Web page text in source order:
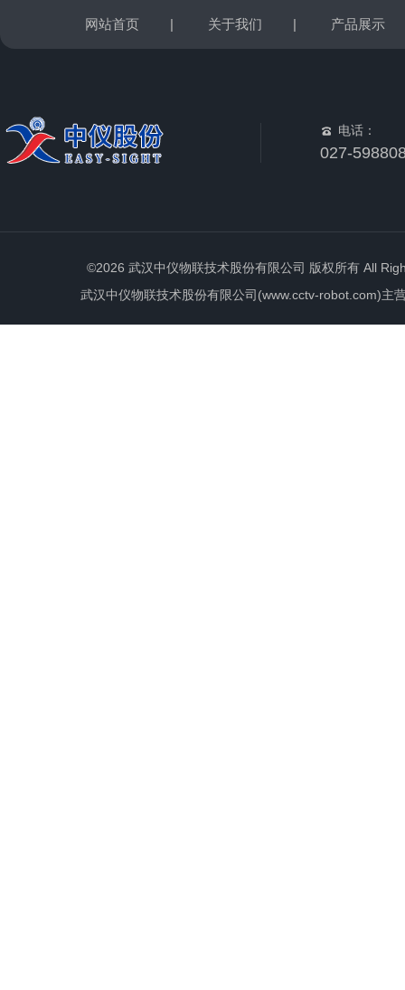
网站首页 | 关于我们 | 产品展示
电话：
027-
©2026 武汉中仪物联技术股份有限公司 版权所有 All
武汉中仪物联技术股份有限公司(www.cctv-robot.com)主